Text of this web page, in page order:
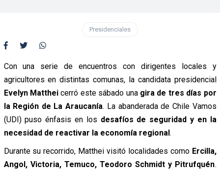
Presidenciales
Con una serie de encuentros con dirigentes locales y
agricultores en distintas comunas, la candidata presidencial
Evelyn Mattheicerró este sábado una gira de tres días por
la Región de La Araucanía. La abanderada de Chile Vamos
(UDI) puso énfasis en los desafíos de seguridad y en la
necesidad de reactivar la economía regional.
Durante su recorrido, Matthei visitó localidades como Ercilla,
Angol, Victoria, Temuco, Teodoro Schmidt y Pitrufquén.